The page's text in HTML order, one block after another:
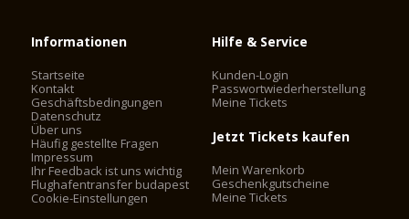
Informationen
Startseite
Kontakt
Geschäftsbedingungen
Datenschutz
Über uns
Häufig gestellte Fragen
Impressum
Ihr Feedback ist uns wichtig
Flughafentransfer budapest
Cookie-Einstellungen
Hilfe & Service
Kunden-Login
Passwortwiederherstellung
Meine Tickets
Jetzt Tickets kaufen
Mein Warenkorb
Geschenkgutscheine
Meine Tickets